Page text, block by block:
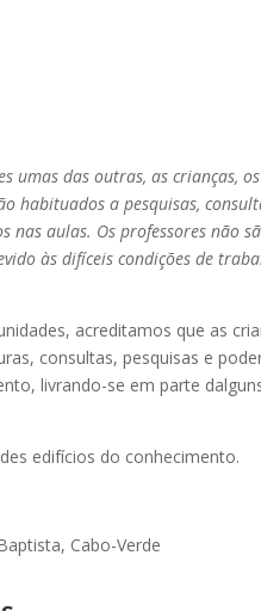
umas das outras, as crianças,
habituados a pesquisas,
nas aulas. Os professores não
às difíceis condições de
acreditamos que as
consultas, pesquisas e
livrando-se em parte
edifícios do conhecimento.
Cabo-Verde